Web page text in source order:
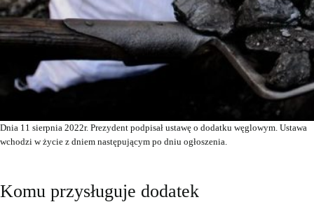
Dnia 11 sierpnia 2022r. Prezydent podpisał ustawę o dodatku węglowym. Ustawa
wchodzi w życie z dniem następującym po dniu ogłoszenia.
Komu przysługuje dodatek